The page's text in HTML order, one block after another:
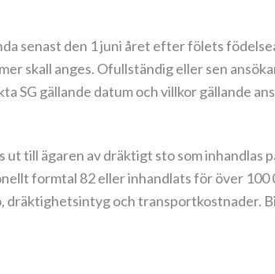
senast den 1 juni året efter fölets
skall anges. Ofullständig eller sen
SG gällande datum och villkor gällande
till ägaren av dräktigt sto som inhandlas
formtal 82 eller inhandlats för över 100
och transportkostnader.